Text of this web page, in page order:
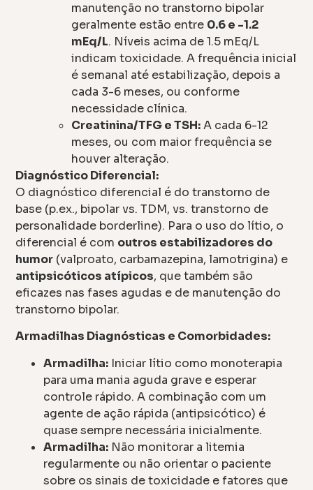
manutenção no transtorno bipolar
geralmente estão entre 0.6 e -1.2
mEq/L. Níveis acima de 1.5 mEq/L
indicam toxicidade. A frequência inicial
é semanal até estabilização, depois a
cada 3-6 meses, ou conforme
necessidade clínica.
Creatinina/TFG e TSH:A cada 6-12
meses, ou com maior frequência se
houver alteração.
Diagnóstico Diferencial:
O diagnóstico diferencial é do transtorno de
base (p.ex., bipolar vs. TDM, vs. transtorno de
personalidade borderline). Para o uso do lítio, o
diferencial é com outros estabilizadores do
humor (valproato, carbamazepina, lamotrigina) e
antipsicóticos atípicos, que também são
eficazes nas fases agudas e de manutenção do
transtorno bipolar.
Armadilhas Diagnósticas e Comorbidades:
Armadilha: Iniciar lítio como monoterapia
para uma mania aguda grave e esperar
controle rápido. A combinação com um
agente de ação rápida (antipsicótico) é
quase sempre necessária inicialmente.
Armadilha: Não monitorar a litemia
regularmente ou não orientar o paciente
sobre os sinais de toxicidade e fatores que